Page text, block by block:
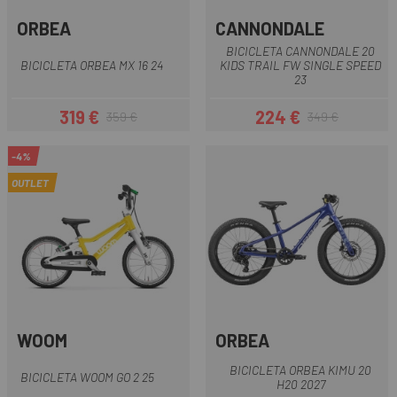
ORBEA
BICICLETA ORBEA MX 16 24
Precio
319 €Precio regular
359 €
CANNONDALE
BICICLETA CANNONDALE 20
KIDS TRAIL FW SINGLE SPEED
23
Precio
224 €Precio regular
349 €
-4%
OUTLET
WOOM
BICICLETA WOOM GO 2 25
ORBEA
BICICLETA ORBEA KIMU 20
H20 2027